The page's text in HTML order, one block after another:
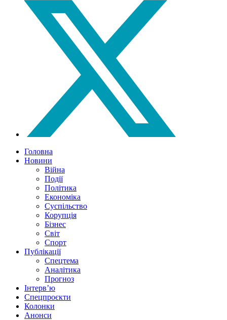
Головна
Новини
Війна
Події
Політика
Економіка
Суспільство
Корупція
Бізнес
Світ
Спорт
Публікації
Спецтема
Аналітика
Прогноз
Інтерв’ю
Спецпроєкти
Колонки
Анонси